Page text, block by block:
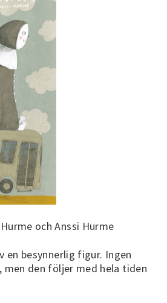
och Anssi Hurme
en besynnerlig figur. Ingen
men den följer med hela tiden